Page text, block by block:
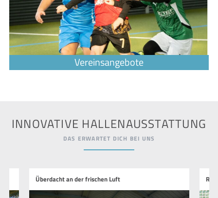
INNOVATIVE HALLENAUSSTATTUNG
DAS ERWARTET DICH BEI UNS
Überdacht an der frischen Luft